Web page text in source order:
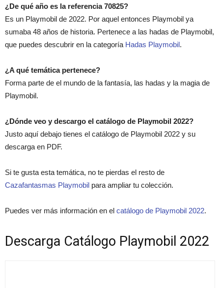
¿De qué año es la referencia 70825?
Es un Playmobil de 2022. Por aquel entonces Playmobil ya
sumaba 48 años de historia. Pertenece a las hadas de Playmobil,
que puedes descubrir en la categoría Hadas Playmobil.
¿A qué temática pertenece?
Forma parte de el mundo de la fantasía, las hadas y la magia de
Playmobil.
¿Dónde veo y descargo el catálogo de Playmobil 2022?
Justo aquí debajo tienes el catálogo de Playmobil 2022 y su
descarga en PDF.
Si te gusta esta temática, no te pierdas el resto de
Cazafantasmas Playmobil para ampliar tu colección.
Puedes ver más información en el catálogo de Playmobil 2022.
Descarga Catálogo Playmobil 2022